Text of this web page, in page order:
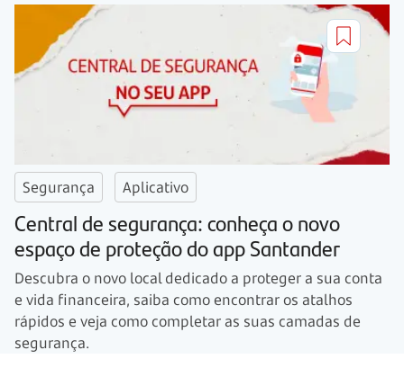
Segurança Aplicativo
Central de segurança: conheça o novo
espaço de proteção do app Santander
Descubra o novo local dedicado a proteger a sua conta
e vida financeira, saiba como encontrar os atalhos
rápidos e veja como completar as suas camadas de
segurança.